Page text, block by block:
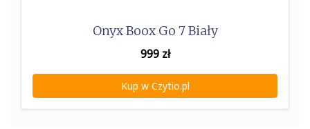
Onyx Boox Go 7 Biały
999zł
Kup w Czytio.pl